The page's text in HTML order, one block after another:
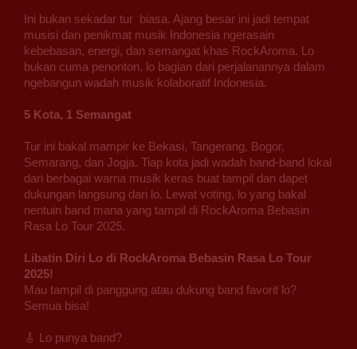
Ini bukan sekadar tur biasa. Ajang besar ini jadi tempat
musisi dan penikmat musik Indonesia ngerasain
kebebasan, energi, dan semangat khas RockAroma. Lo
bukan cuma penonton, lo bagian dari perjalanannya dalam
ngebangun wadah musik kolaboratif Indonesia.
5 Kota, 1 Semangat
Tur ini bakal mampir ke Bekasi, Tangerang, Bogor,
Semarang, dan Jogja. Tiap kota jadi wadah band-band lokal
dari berbagai warna musik keras buat tampil dan dapet
dukungan langsung dari lo. Lewat voting, lo yang bakal
nentuin band mana yang tampil di RockAroma Bebasin
Rasa Lo Tour 2025.
Libatin Diri Lo di RockAroma Bebasin Rasa Lo Tour
2025!
Mau tampil di panggung atau dukung band favorit lo?
Semua bisa!
🎸 Lo punya band?